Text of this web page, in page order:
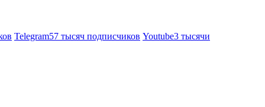
Telegram57 тысяч подписчиков Youtube3 тысячи